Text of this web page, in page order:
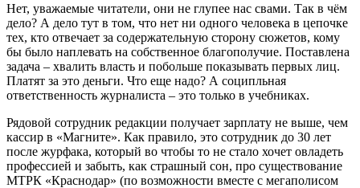
Нет, уважаемые читатели, они не глупее нас свами. Так в чём
дело? А дело тут в том, что нет ни одного человека в цепочке
тех, кто отвечает за содержательную сторону сюжетов, кому
бы было наплевать на собственное благополучие. Поставлена
задача – хвалить власть и побольше показывать первых лиц.
Платят за это деньги. Что еще надо? А соципльная
ответственность журналиста – это только в учебниках.
Рядовой сотрудник редакции получает зарплату не выше, чем
кассир в «Магните». Как правило, это сотрудник до 30 лет
после журфака, который во чтобы то не стало хочет овладеть
профессией и забыть, как страшный сон, про существование
МТРК «Краснодар» (по возможности вместе с мегаполисом